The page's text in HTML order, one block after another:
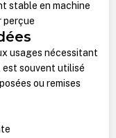
stable en machine
perçue
usages nécessitant
est souvent utilisé
ou remises